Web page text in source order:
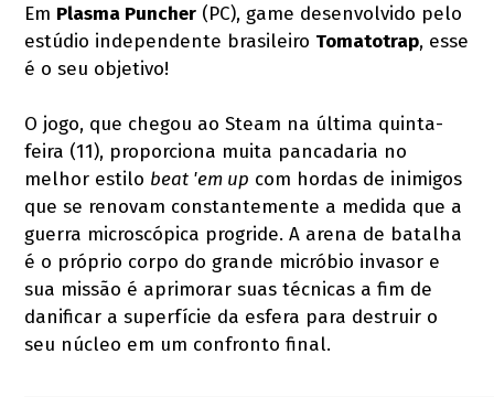
Em Plasma Puncher (PC), game desenvolvido pelo
estúdio independente brasileiro Tomatotrap, esse
é o seu objetivo!
O jogo, que chegou ao Steam na última quinta-
feira (11), proporciona muita pancadaria no
melhor estilo beat 'em up com hordas de inimigos
que se renovam constantemente a medida que a
guerra microscópica progride. A arena de batalha
é o próprio corpo do grande micróbio invasor e
sua missão é aprimorar suas técnicas a fim de
danificar a superfície da esfera para destruir o
seu núcleo em um confronto final.